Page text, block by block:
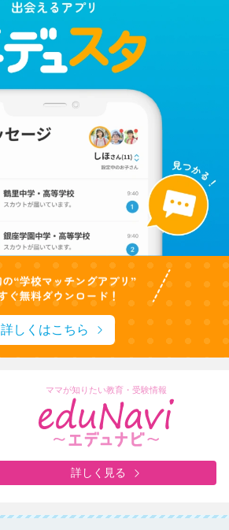
詳しくはこちら
ママが知りたい教育・受験情報
詳しく見る